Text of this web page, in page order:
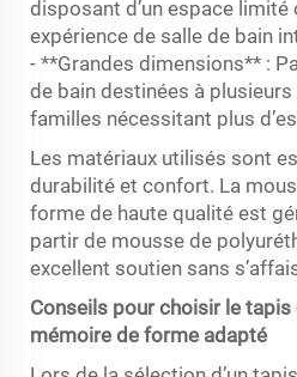
disposant d’un espace limité
expérience de salle de bain
- **Grandes dimensions** :
de bain destinées à
familles nécessitant plus
Les matériaux utilisés sont
durabilité et confort. La
forme de haute qualité est
partir de mousse de
excellent soutien sans
Conseils pour choisir le tapis
mémoire de forme adapté